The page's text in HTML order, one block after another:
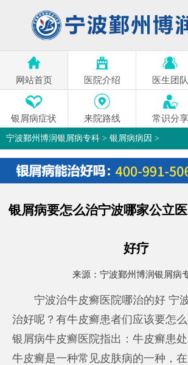
网站首页 医院介绍 医生团队
银屑病症状 来院路线 常识分享
宁波鄞州博润银屑病专科 > 银屑病病因 >
银屑病要怎么治宁波哪家公立
好疗
来源： 宁波鄞州博润银屑病
宁波治牛皮癣医院哪治的好 宁
治好呢？有牛皮癣患者们应该要怎
银屑病牛皮癣医院指出：牛皮癣患
牛皮癣是一种常见皮肤病的一种，